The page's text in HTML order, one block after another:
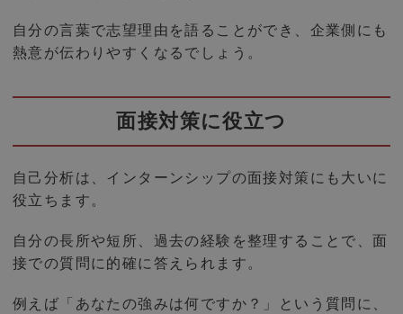
自分の言葉で志望理由を語ることができ、企業側にも
熱意が伝わりやすくなるでしょう。
面接対策に役立つ
自己分析は、インターンシップの面接対策にも大いに
役立ちます。
自分の長所や短所、過去の経験を整理することで、面
接での質問に的確に答えられます。
例えば「あなたの強みは何ですか？」という質問に、